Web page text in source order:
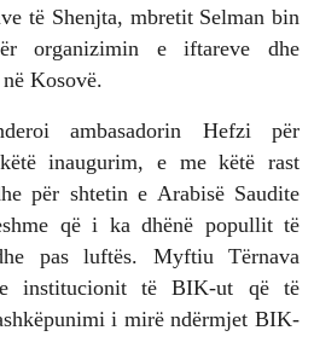
të Shenjta, mbretit Selman bin
organizimin e iftareve dhe
Kosovë.
ambasadorin Hefzi për
inaugurim, e me këtë rast
për shtetin e Arabisë Saudite
që i ka dhënë popullit të
pas luftës. Myftiu Tërnava
e institucionit të BIK-ut që të
i mirë ndërmjet BIK-